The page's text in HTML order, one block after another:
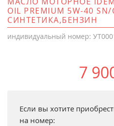
OIL PREMIUM 5W-40 SN/
СИНТЕТИКА,БЕНЗИН
индивидуальный номер:
7
Если вы хотите
на номер: